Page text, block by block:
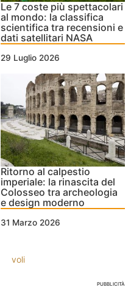
Le 7 coste più spettacolari
al mondo: la classifica
scientifica tra recensioni e
dati satellitari NASA
29 Luglio 2026
Ritorno al calpestio
imperiale: la rinascita del
Colosseo tra archeologia
e design moderno
31 Marzo 2026
voli
PUBBLICITÀ